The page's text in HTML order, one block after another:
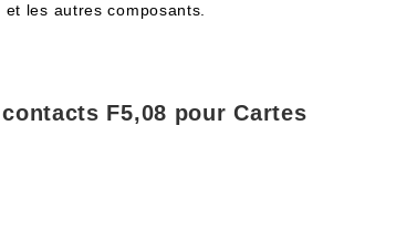
les autres composants.
F5,08 pour Cartes